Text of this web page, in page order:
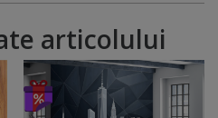
articolului